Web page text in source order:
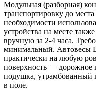
Модульная (разборная)
транспортировку до
необходимости
устройства на месте
вручную за 2-4 часа.
минимальный. Автовесы
практически на любую
поверхность — дорожное
подушка, утрамбованный
в поле.